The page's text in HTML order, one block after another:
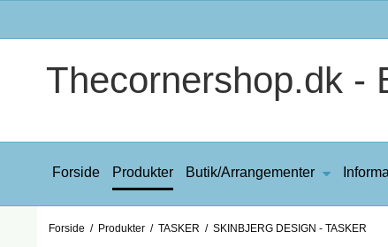
Thecornershop.dk -
Forside Produkter Butik/Arrangementer
Forside / Produkter / TASKER / SKINBJERG DESIGN - TASKER